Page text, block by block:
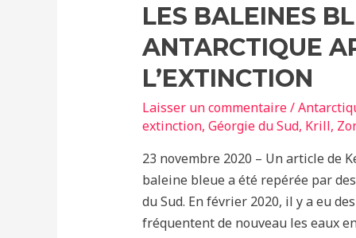
Sud
les
empêcherait
de
s’alimenter,
en
particulier
pour
les
femelles.
LES BALEINES
ANTARCTIQUE
L’EXTINCTION
Laisser un commentaire/
extinction, Géorgie du Sud, Krill,
23 novembre 2020 – Un article de
baleine bleue a été repérée par
du Sud. En février 2020, il y a eu
fréquentent de nouveau les eaux